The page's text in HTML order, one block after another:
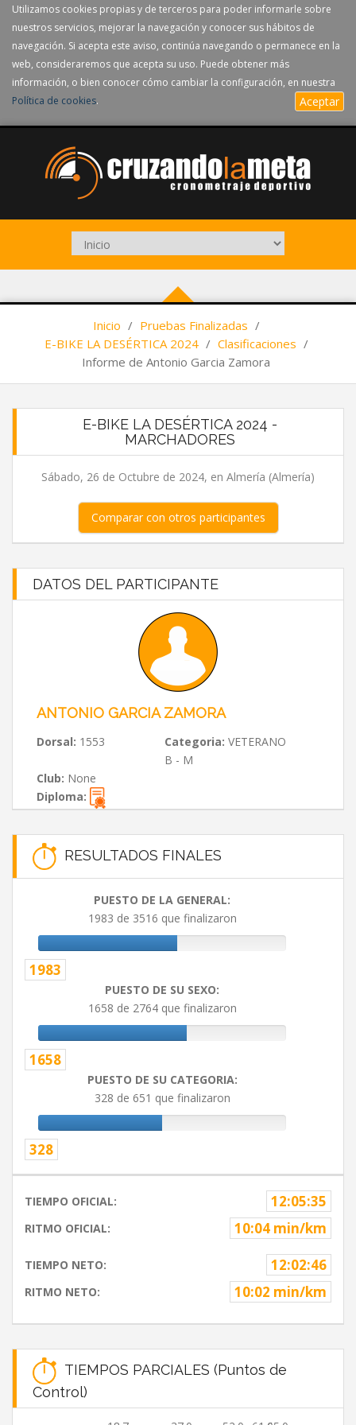
Utilizamos cookies propias y de terceros para poder informarle sobre
nuestros servicios, mejorar la navegación y conocer sus hábitos de
navegación. Si acepta este aviso, continúa navegando o permanece en la
web, consideraremos que acepta su uso. Puede obtener más
información, o bien conocer cómo cambiar la configuración, en nuestra
Política de cookies. Aceptar
Inicio / Pruebas Finalizadas /
E-BIKE LA DESÉRTICA 2024 / Clasificaciones /
Informe de Antonio Garcia Zamora
E-BIKE LA DESÉRTICA 2024 -
MARCHADORES
Sábado, 26 de Octubre de 2024, en Almería (Almería)
Comparar con otros participantes
DATOS DEL PARTICIPANTE
ANTONIO GARCIA ZAMORA
Dorsal: 1553 Categoria: VETERANO
B - M
Club: None
Diploma:
RESULTADOS FINALES
PUESTO DE LA GENERAL:
1983 de 3516 que finalizaron
1983
PUESTO DE SU SEXO:
1658 de 2764 que finalizaron
1658
PUESTO DE SU CATEGORIA:
328 de 651 que finalizaron
328
TIEMPO OFICIAL: 12:05:35
RITMO OFICIAL: 10:04 min/km
TIEMPO NETO: 12:02:46
RITMO NETO: 10:02 min/km
TIEMPOS PARCIALES (Puntos de
Control)